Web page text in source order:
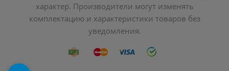
характер. Производители могут изменять
комплектацию и характеристики товаров без
уведомления.